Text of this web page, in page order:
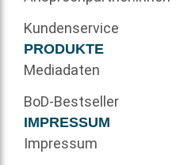
Kundenservice
PRODUKTE
Mediadaten
BoD-Bestseller
IMPRESSUM
Impressum